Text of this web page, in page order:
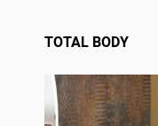
TOTAL BODY